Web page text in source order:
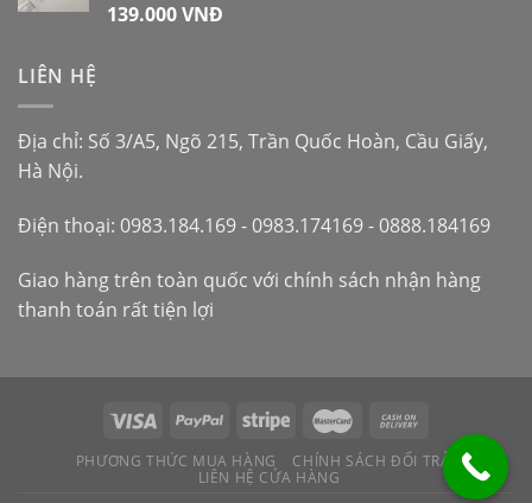
Được xếp
139.000VNĐ
LIÊN HỆ
Địa chỉ: Số 3/A5, Ngõ 215, Trần Quốc Hoàn, Cầu Giấy,
Hà Nội.
Điện thoại: 0983.184.169 - 0983.174169 - 0888.184169
Giao hàng trên toàn quốc với chính sách nhận hàng
thanh toán rất tiện lợi
PHƯƠNG THỨC MUA HÀNG
CHÍNH SÁCH ĐỔI TRẢ
LIÊN HỆ CỬA HÀNG